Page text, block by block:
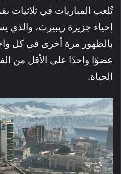
تُلعب المباريات في ثلاثيات
إحياء جزيرة ريبيرث، والذي
بالظهور مرة أخرى في كل
عضوًا واحدًا على الأقل من
الحياة.